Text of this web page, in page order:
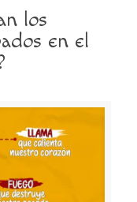
los
en el